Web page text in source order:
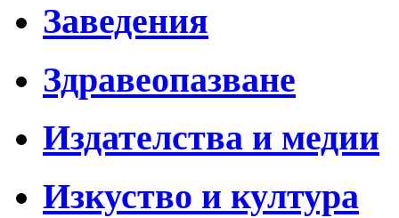
Заведения
Здравеопазване
Издателства и медии
Изкуство и култура